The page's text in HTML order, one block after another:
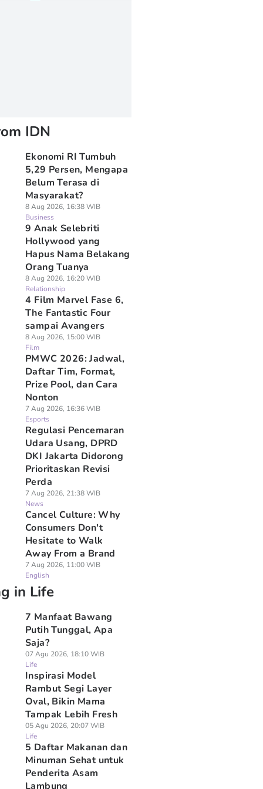
IDN
Ekonomi RI Tumbuh
5,29 Persen, Mengapa
Belum Terasa di
Masyarakat?
8 Aug 2026, 16:38 WIB
Business
9 Anak Selebriti
Hollywood yang
Hapus Nama Belakang
Orang Tuanya
8 Aug 2026, 16:20 WIB
Relationship
4 Film Marvel Fase 6,
The Fantastic Four
sampai Avangers
8 Aug 2026, 15:00 WIB
Film
PMWC 2026: Jadwal,
Daftar Tim, Format,
Prize Pool, dan Cara
Nonton
7 Aug 2026, 16:36 WIB
Esports
Regulasi Pencemaran
Udara Usang, DPRD
DKI Jakarta Didorong
Prioritaskan Revisi
Perda
7 Aug 2026, 21:38 WIB
News
Cancel Culture: Why
Consumers Don't
Hesitate to Walk
Away From a Brand
7 Aug 2026, 11:00 WIB
English
in Life
7 Manfaat Bawang
Putih Tunggal, Apa
Saja?
07 Agu 2026, 18:10 WIB
Life
Inspirasi Model
Rambut Segi Layer
Oval, Bikin Mama
Tampak Lebih Fresh
05 Agu 2026, 20:07 WIB
Life
5 Daftar Makanan dan
Minuman Sehat untuk
Penderita Asam
Lambung